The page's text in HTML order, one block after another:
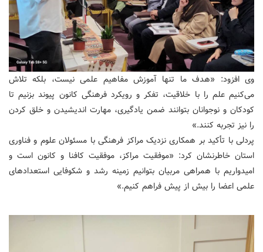
وی افزود: «هدف ما تنها آموزش مفاهیم علمی نیست، بلکه تلاش
می‌کنیم علم را با خلاقیت، تفکر و رویکرد فرهنگی کانون پیوند بزنیم تا
کودکان و نوجوانان بتوانند ضمن یادگیری، مهارت اندیشیدن و خلق کردن
را نیز تجربه کنند.»
پردلی با تأکید بر همکاری نزدیک مراکز فرهنگی با مسئولان علوم و فناوری
استان خاطرنشان کرد: «موفقیت مراکز، موفقیت کافنا و کانون است و
امیدواریم با همراهی مربیان بتوانیم زمینه رشد و شکوفایی استعدادهای
علمی اعضا را بیش از پیش فراهم کنیم.»